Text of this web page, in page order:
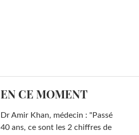
EN CE MOMENT
Dr Amir Khan, médecin : "Passé
40 ans, ce sont les 2 chiffres de